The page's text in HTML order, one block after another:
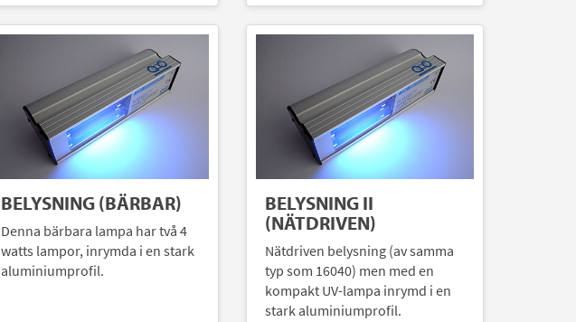
BELYSNING (BÄRBAR)
Denna bärbara lampa har två 4
watts lampor, inrymda i en stark
aluminiumprofil.
BELYSNING II
(NÄTDRIVEN)
Nätdriven belysning (av samma
typ som 16040) men med en
kompakt UV-lampa inrymd i en
stark aluminiumprofil.